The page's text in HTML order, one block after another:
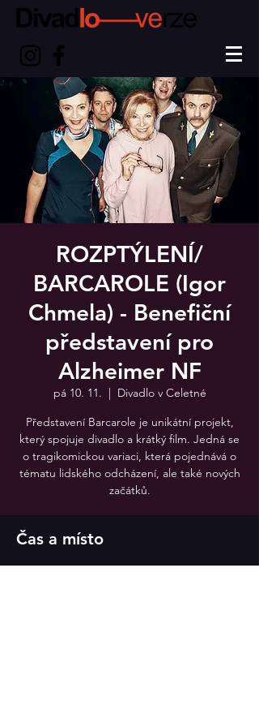
ROZPTÝLENÍ/
BARCAROLE (Igor
Chmela) - Benefiční
představení pro
Alzheimer NF
pá 10. 11.
  |
Divadlo v Celetné
Představení Barcarole je unikátní projekt,
který spojuje divadlo a krátký film. Jedná se
o tragikomickou variaci, která pojednává o
tématu lidského odcházení, ale také nových
Čas a místo
10. 11. 2023 19:30